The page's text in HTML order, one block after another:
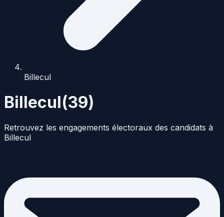
Billecul
Billecul(39)
Retrouvez les engagements électoraux des candidats à
Billecul